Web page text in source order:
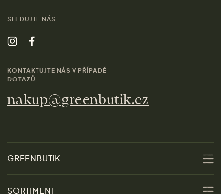
SLEDUJTE NÁS
KONTAKTUJTE NÁS V PŘÍPADĚ
DOTAZŮ
nakup@greenbutik.cz
GREENBUTIK
SORTIMENT